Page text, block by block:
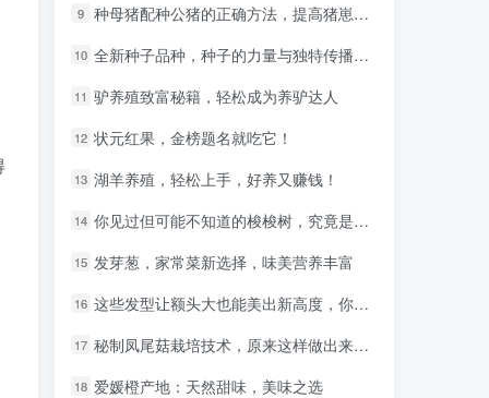
9 种母猪配种公猪的正确方法，提高猪崽成活率！
10 全新种子品种，种子的力量与独特传播途径解析
11 驴养殖致富秘籍，轻松成为养驴达人
12 状元红果，金榜题名就吃它！
13 湖羊养殖，轻松上手，好养又赚钱！
14 你见过但可能不知道的梭梭树，究竟是什么树？
15 发芽葱，家常菜新选择，味美营养丰富
16 这些发型让额头大也能美出新高度，你敢尝试吗？
17 秘制凤尾菇栽培技术，原来这样做出来的最好吃！
18 爱媛橙产地：天然甜味，美味之选
9 种母猪配种公猪的正确方法，提高猪崽成活率！
10 全新种子品种，种子的力量与独特传播途径解析
11 驴养殖致富秘籍，轻松成为养驴达人
12 状元红果，金榜题名就吃它！
13 湖羊养殖，轻松上手，好养又赚钱！
14 你见过但可能不知道的梭梭树，究竟是什么树？
15 发芽葱，家常菜新选择，味美营养丰富
16 这些发型让额头大也能美出新高度，你敢尝试吗？
17 秘制凤尾菇栽培技术，原来这样做出来的最好吃！
18 爱媛橙产地：天然甜味，美味之选